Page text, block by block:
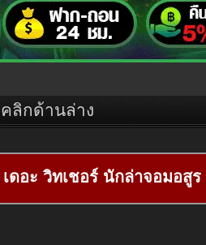
ลิกด้านล่าง
ดอะ วิทเชอร์ นักล่าจอมอสู